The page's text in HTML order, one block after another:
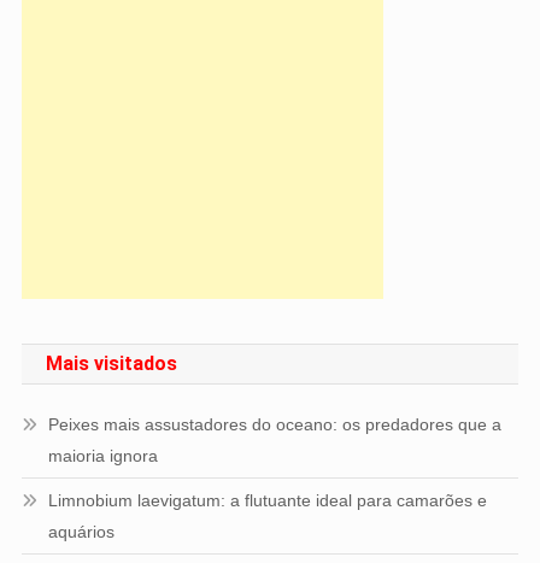
Mais visitados
Peixes mais assustadores do oceano: os predadores que a
maioria ignora
Limnobium laevigatum: a flutuante ideal para camarões e
aquários